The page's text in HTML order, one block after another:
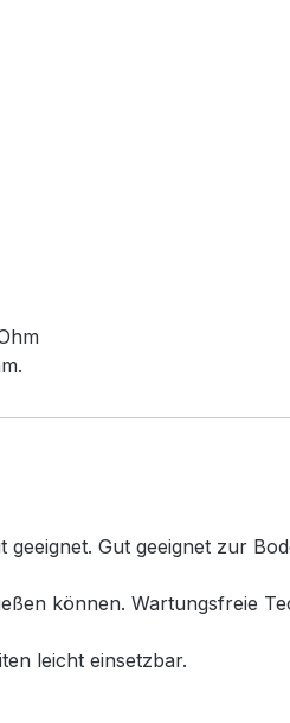
Gut geeignet zur
können. Wartungsfreie
leicht einsetzbar.